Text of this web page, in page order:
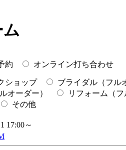
ム
約 オンライン打ち合わせ
ショップ
ブライダル（フル
オーダー）
リフォーム（
その他
17:00～